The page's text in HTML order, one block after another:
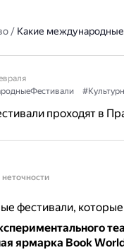
/ Какие международные
проходят в
фестивали, которые
ярмарка Book